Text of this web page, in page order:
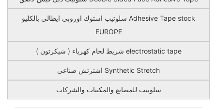
سلوتيب استوك اوروبي ايطالي بالكليو Adhesive Tape stock
EUROPE
شريط لحام كهرباء ( شيكرتون ) electrostatic tape
اشترتش صناعي Synthetic Stretch
سلوتيب للمصانع والمكتبات والشركات